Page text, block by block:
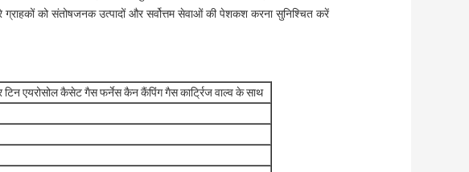
ग्राहकों को संतोषजनक उत्पादों और सर्वोत्तम सेवाओं की पेशकश करना सुनिश्चित करें
एयरोसोल कैसेट गैस फर्नेस कैन कैंपिंग गैस कार्ट्रिज वाल्व के साथ